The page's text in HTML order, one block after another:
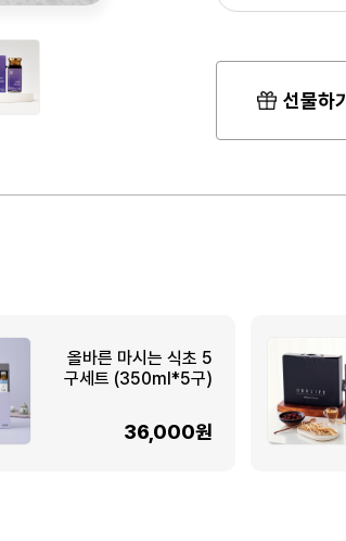
선물하기
올바른 마시는 식초 5
구세트 (350ml*5구)
36,000원